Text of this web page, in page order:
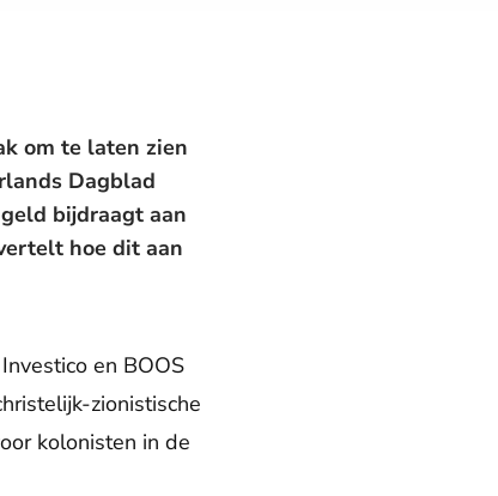
om te laten zien
Dagblad
bijdraagt aan
hoe dit aan
en BOOS
zionistische
kolonisten in de